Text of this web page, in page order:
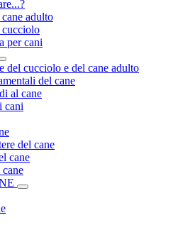
adulto
per cani
del cucciolo e del cane adulto
del cane
al cane
cani
del cane
cane